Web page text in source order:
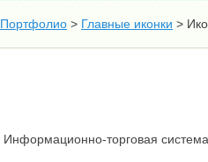
Портфолио > Главные иконки >
Информационно-торговая